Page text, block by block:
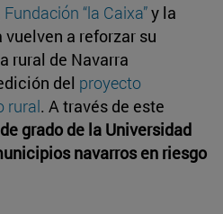
Fundación “la Caixa”y la
a reforzar su
rural de Navarra
del proyecto
rural. A través de este
grado de la Universidad
navarros en riesgo